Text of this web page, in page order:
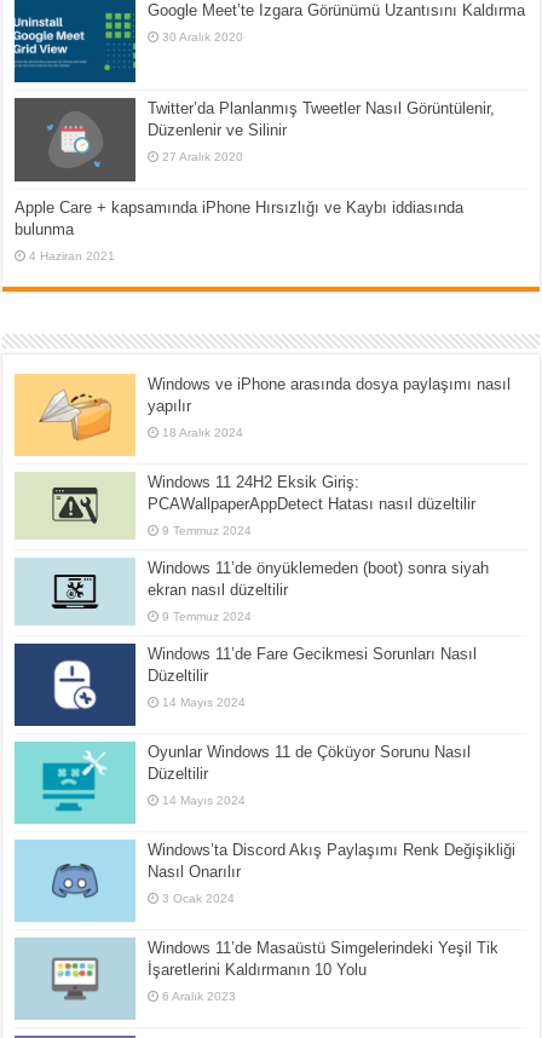
Google Meet’te Izgara Görünümü Uzantısını Kaldırma
30 Aralık 2020
Twitter’da Planlanmış Tweetler Nasıl Görüntülenir,
Düzenlenir ve Silinir
27 Aralık 2020
Apple Care + kapsamında iPhone Hırsızlığı ve Kaybı iddiasında
bulunma
4 Haziran 2021
Windows ve iPhone arasında dosya paylaşımı nasıl
yapılır
18 Aralık 2024
Windows 11 24H2 Eksik Giriş:
PCAWallpaperAppDetect Hatası nasıl düzeltilir
9 Temmuz 2024
Windows 11’de önyüklemeden (boot) sonra siyah
ekran nasıl düzeltilir
9 Temmuz 2024
Windows 11’de Fare Gecikmesi Sorunları Nasıl
Düzeltilir
14 Mayıs 2024
Oyunlar Windows 11 de Çöküyor Sorunu Nasıl
Düzeltilir
14 Mayıs 2024
Windows’ta Discord Akış Paylaşımı Renk Değişikliği
Nasıl Onarılır
3 Ocak 2024
Windows 11’de Masaüstü Simgelerindeki Yeşil Tik
İşaretlerini Kaldırmanın 10 Yolu
6 Aralık 2023